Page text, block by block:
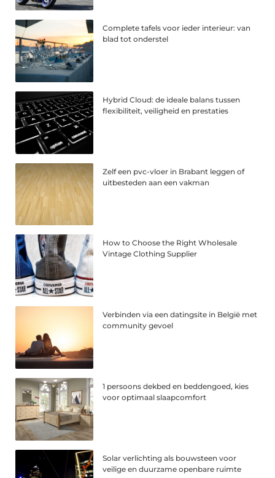
Complete tafels voor ieder interieur: van
blad tot onderstel
Hybrid Cloud: de ideale balans tussen
flexibiliteit, veiligheid en prestaties
Zelf een pvc-vloer in Brabant leggen of
uitbesteden aan een vakman
How to Choose the Right Wholesale
Vintage Clothing Supplier
Verbinden via een datingsite in België met
community gevoel
1 persoons dekbed en beddengoed, kies
voor optimaal slaapcomfort
Solar verlichting als bouwsteen voor
veilige en duurzame openbare ruimte